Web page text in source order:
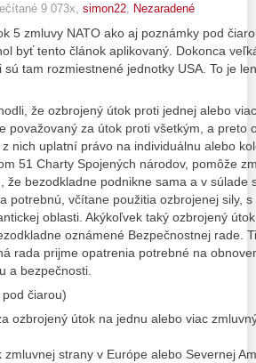
9 073x, simon22 Nezaradené
5 zmluvy NATO ako aj poznámky pod
byť tento článok aplikovaný. Dokonca
sú tam rozmiestnené jednotky USA. To je
že ozbrojený útok proti jednej alebo
považovaný za útok proti všetkým, a preto
nich uplatní právo na individuálnu alebo
51 Charty Spojených národov, pomôže
že bezodkladne podnikne sama a v súlade
potrebnú, včítane použitia ozbrojenej sily,
oblasti. Akýkoľvek taký ozbrojený
oznámené Bezpečnostnej rade.
rada prijme opatrenia potrebné na
a bezpečnosti.
čiarou)
ozbrojený útok na jednu alebo viac
strany v Európe alebo Severnej